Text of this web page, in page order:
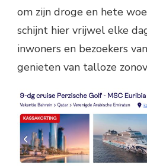
om zijn droge en hete
schijnt hier vrijwel elke
inwoners en bezoekers
genieten van talloze